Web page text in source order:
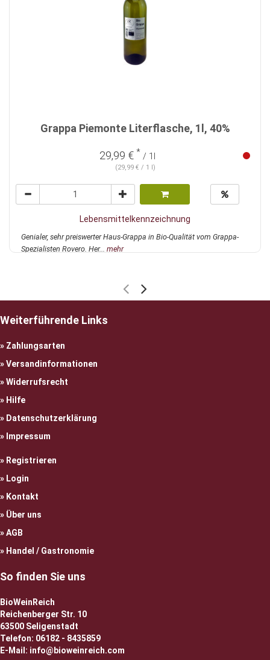
Grappa Piemonte Literflasche, 1l, 40%
29,99 € * / 1l
(29,99 € / 1 l)
Lebensmittelkennzeichnung
Genialer, sehr preiswerter Haus-Grappa in Bio-Qualität vom Grappa-
Spezialisten Rovero. Her... mehr
Weiterführende Links
Zahlungsarten
Versandinformationen
Widerrufsrecht
Hilfe
Datenschutzerklärung
Impressum
Registrieren
Login
Kontakt
Über uns
AGB
Handel / Gastronomie
So finden Sie uns
BioWeinReich
Reichenberger Str. 10
63500 Seligenstadt
Telefon: 06182 - 8435859
E-Mail: info@bioweinreich.com